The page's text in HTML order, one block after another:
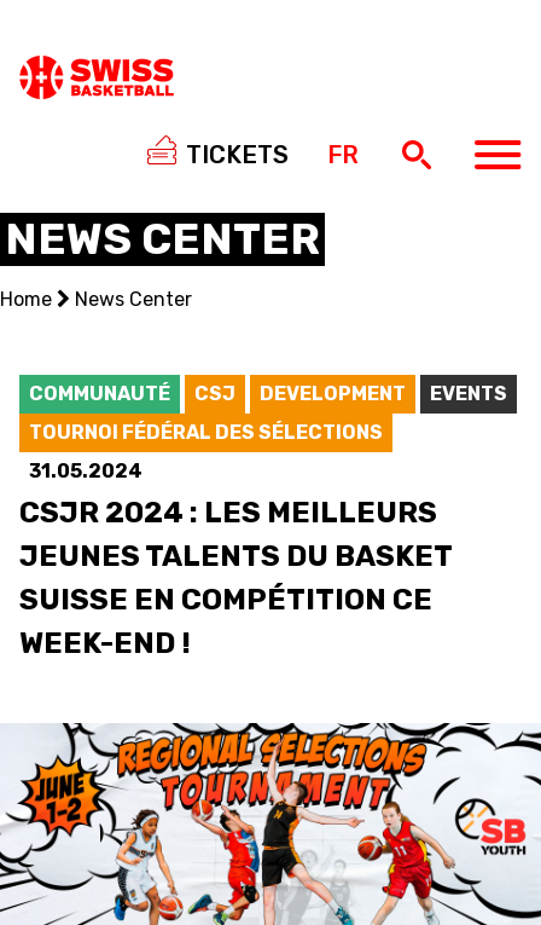
TICKETS FR
CENTRE NATIONAL
NATIONAL COMPETITIONS
EVENTS
3X3
FORMATION
FÉDÉRATION
BASKET EN FAUTEUIL
ROULANT
NEWS CENTER
Home News Center
COMMUNAUTÉ CSJ DEVELOPMENT
EVENTS
TOURNOI FÉDÉRAL DES SÉLECTIONS
31.05.2024
CSJR 2024 : LES MEILLEURS
JEUNES TALENTS DU BASKET
SUISSE EN COMPÉTITION CE
WEEK-END !